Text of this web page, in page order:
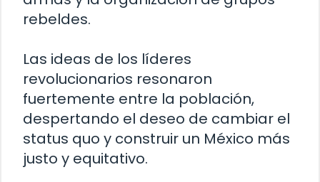
rebeldes.
Las ideas de los líderes
revolucionarios resonaron
fuertemente entre la población,
despertando el deseo de cambiar el
status quo y construir un México más
justo y equitativo.